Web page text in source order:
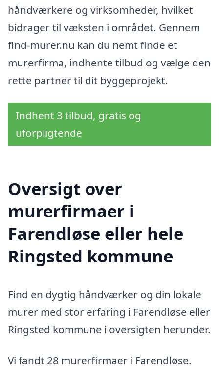
håndværkere og virksomheder, hvilket
bidrager til væksten i området. Gennem
find-murer.nu kan du nemt finde et
murerfirma, indhente tilbud og vælge den
rette partner til dit byggeprojekt.
Indhent 3 tilbud, gratis og
uforpligtende
Oversigt over
murerfirmaer i
Farendløse eller hele
Ringsted kommune
Find en dygtig håndværker og din lokale
murer med stor erfaring i Farendløse eller
Ringsted kommune i oversigten herunder.
Vi fandt 28 murerfirmaer i Farendløse.